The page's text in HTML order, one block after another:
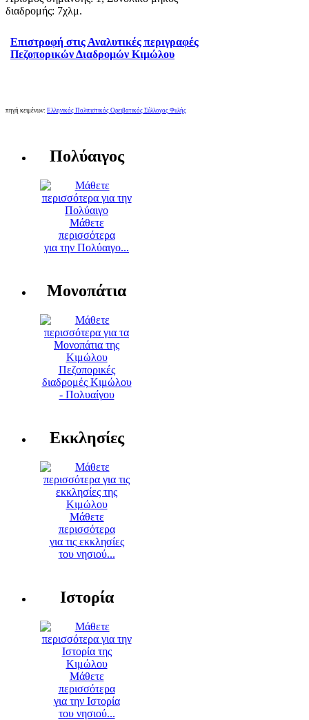
διαδρομής: 7χλμ.
Επιστροφή στις Αναλυτικές περιγραφές
Πεζοπορικών Διαδρομών Κιμώλου
πηγή κειμένων: Ελληνικός Πολιτιστικός Ορειβατικός Σύλλογος Φυλής
Πολύαιγος
Μάθετε
περισσότερα
για την Πολύαιγο...
Μονοπάτια
Πεζοπορικές
διαδρομές Κιμώλου
- Πολυαίγου
Εκκλησίες
Μάθετε
περισσότερα
για τις εκκλησίες
του νησιού...
Ιστορία
Μάθετε
περισσότερα
για την Ιστορία
του νησιού...